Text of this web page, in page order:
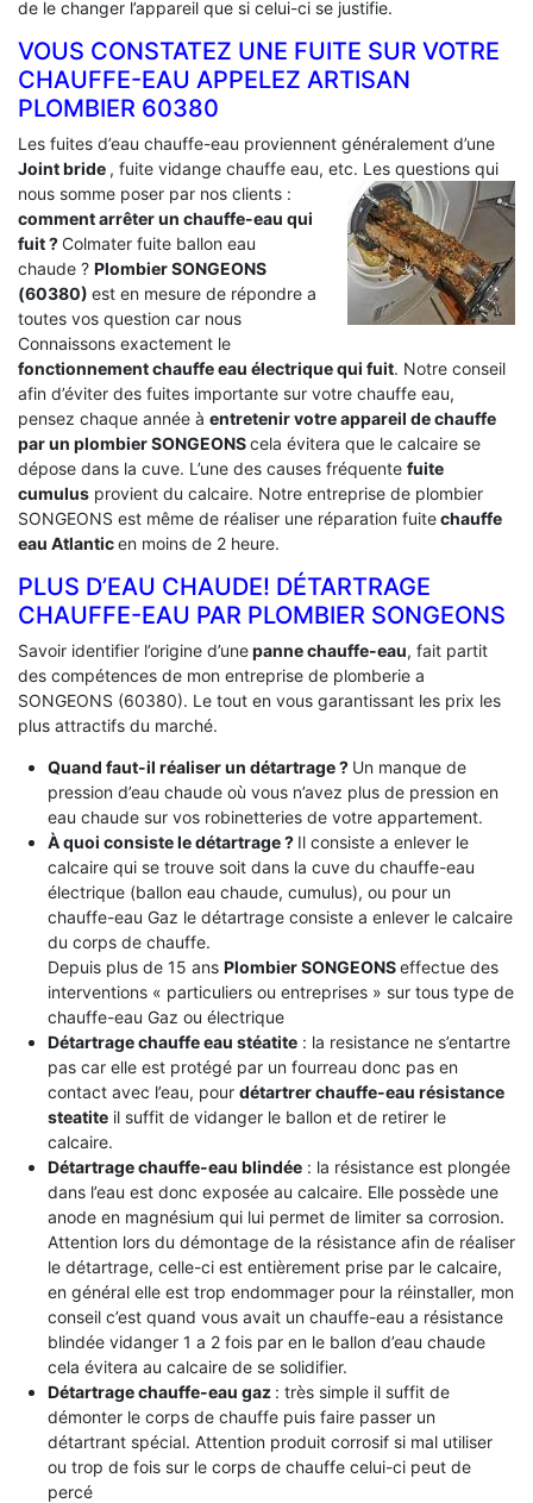
de le changer l’appareil que si celui-ci se justifie.
VOUS CONSTATEZ UNE FUITE SUR VOTRE
CHAUFFE-EAU APPELEZ ARTISAN
PLOMBIER 60380
Les fuites d’eau chauffe-eau proviennent généralement d’une
Joint bride , fuite vidange chauffe eau, etc. Les questions qui
nous somme poser par nos clients :
comment arrêter un chauffe-eau qui
fuit ?Colmater fuite ballon eau
chaude ? Plombier SONGEONS
(60380) est en mesure de répondre a
toutes vos question car nous
Connaissons exactement le
fonctionnement chauffe eau électrique qui fuit. Notre conseil
afin d’éviter des fuites importante sur votre chauffe eau,
pensez chaque année à entretenir votre appareil de chauffe
par un plombier SONGEONScela évitera que le calcaire se
dépose dans la cuve. L’une des causes fréquente fuite
cumulus provient du calcaire. Notre entreprise de plombier
SONGEONS est même de réaliser une réparation fuitechauffe
eau Atlanticen moins de 2 heure.
PLUS D’EAU CHAUDE! DÉTARTRAGE
CHAUFFE-EAU PAR PLOMBIER SONGEONS
Savoir identifier l’origine d’unepanne chauffe-eau, fait partit
des compétences de mon entreprise de plomberie a
SONGEONS (60380). Le tout en vous garantissant les prix les
plus attractifs du marché.
Quand faut-il réaliser un détartrage ? Un manque de
pression d’eau chaude où vous n’avez plus de pression en
eau chaude sur vos robinetteries de votre appartement.
À quoi consiste le détartrage ? Il consiste a enlever le
calcaire qui se trouve soit dans la cuve du chauffe-eau
électrique (ballon eau chaude, cumulus), ou pour un
chauffe-eau Gaz le détartrage consiste a enlever le calcaire
du corps de chauffe.
Depuis plus de 15 ans Plombier SONGEONSeffectue des
interventions « particuliers ou entreprises » sur tous type de
chauffe-eau Gaz ou électrique
Détartrage chauffe eau stéatite: la resistance ne s’entartre
pas car elle est protégé par un fourreau donc pas en
contact avec l’eau, pour détartrer chauffe-eau résistance
steatiteil suffit de vidanger le ballon et de retirer le
calcaire.
Détartrage chauffe-eau blindée: la résistance est plongée
dans l’eau est donc exposée au calcaire. Elle possède une
anode en magnésium qui lui permet de limiter sa corrosion.
Attention lors du démontage de la résistance afin de réaliser
le détartrage, celle-ci est entièrement prise par le calcaire,
en général elle est trop endommager pour la réinstaller, mon
conseil c’est quand vous avait un chauffe-eau a résistance
blindée vidanger 1 a 2 fois par en le ballon d’eau chaude
cela évitera au calcaire de se solidifier.
Détartrage chauffe-eau gaz : très simple il suffit de
démonter le corps de chauffe puis faire passer un
détartrant spécial. Attention produit corrosif si mal utiliser
ou trop de fois sur le corps de chauffe celui-ci peut de
percé